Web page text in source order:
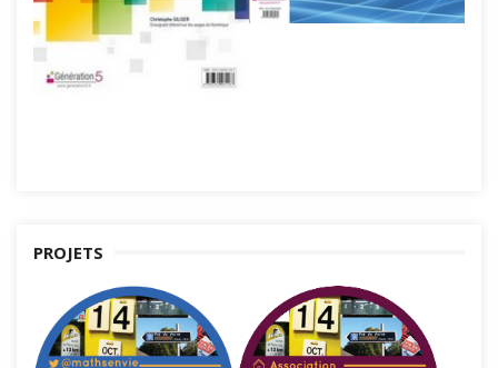
PROJETS